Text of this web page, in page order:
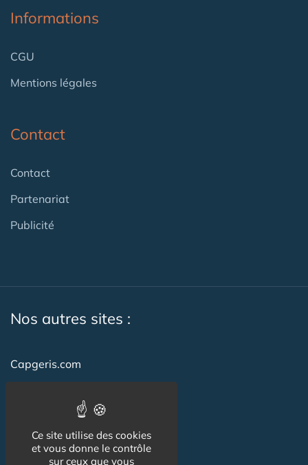
Informations
CGU
Mentions légales
Contact
Contact
Partenariat
Publicité
Nos autres sites :
Capgeris.com
Emploi-formation-sante.com
Seniorissimmo.com
Ce site utilise des cookies
et vous donne le contrôle
sur ceux que vous